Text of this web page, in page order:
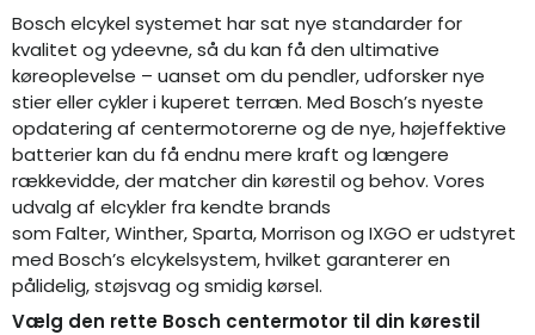
Bosch elcykel systemet har sat nye standarder for
kvalitet og ydeevne, så du kan få den ultimative
køreoplevelse – uanset om du pendler, udforsker nye
stier eller cykler i kuperet terræn. Med Bosch’s nyeste
opdatering af centermotorerne og de nye, højeffektive
batterier kan du få endnu mere kraft og længere
rækkevidde, der matcher din kørestil og behov. Vores
udvalg af elcykler fra kendte brands
som Falter,Winther,Sparta,Morrison og IXGO er udstyret
med Bosch’s elcykelsystem, hvilket garanterer en
pålidelig, støjsvag og smidig kørsel.
Vælg den rette Bosch centermotor til din kørestil